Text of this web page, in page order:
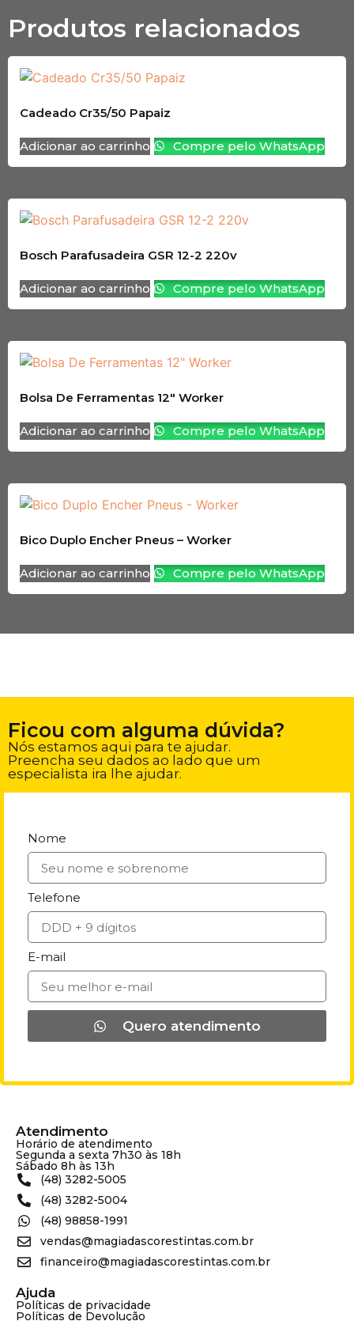
Produtos relacionados
Cadeado Cr35/50 Papaiz
Adicionar ao carrinho Compre pelo WhatsApp
Bosch Parafusadeira GSR 12-2 220v
Adicionar ao carrinho Compre pelo WhatsApp
Bolsa De Ferramentas 12″ Worker
Adicionar ao carrinho Compre pelo WhatsApp
Bico Duplo Encher Pneus – Worker
Adicionar ao carrinho Compre pelo WhatsApp
Ficou com alguma dúvida?
Nós estamos aqui para te ajudar.
Preencha seu dados ao lado que um
especialista ira lhe ajudar.
Nome
Telefone
E-mail
Quero atendimento
Atendimento
Horário de atendimento
Segunda a sexta 7h30 às 18h
Sábado 8h às 13h
(48) 3282-5005
(48) 3282-5004
(48) 98858-1991
vendas@magiadascorestintas.com.br
financeiro@magiadascorestintas.com.br
Ajuda
Políticas de privacidade
Políticas de Devolução